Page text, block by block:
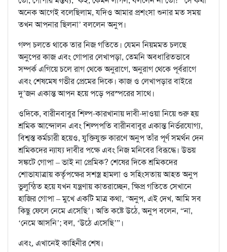
অনেক আগেই বলেছিলাম, যদিও আমার প্রশংসা শুনার মত সময়
তখন আপনার ছিলনা’ বললেন অনুপ।
গল্প চলতে থাকে তার নিজ গতিতে। যেমন নিয়মমত চলছে
অনুপের কাজ এবং গোপার লেখাপড়া, তেমনি অবধারিতভাবে
সম্পর্ক এগিয়ে চলে রাগ থেকে অনুরাগে, অনুরাগ থেকে পূর্বরাগে
এবং শেষমেষ গভীর প্রেমের দিকে। কাজ ও লেখাপড়ার বাইরে
দু’জন একান্ত আপন হয়ে পড়ে পরস্পরের সাথে।
ওদিকে, বারীনবাবুর শিল্প-কারখানায় দাবী-দাওয়া নিয়ে শুরু হয়
শ্রমিক আন্দোলন এবং শিল্পপতি বারীনবাবুর একান্ত নির্ভরযোগ্য,
বিশ্বস্ত কর্মচারী হয়েও, যুক্তিযুক্ত কারণে অনুপ তাঁর পূর্ণ সমর্থন দেন
শ্রমিকদের ন্যায্য দাবীর পক্ষে এবং নিজ মনিবের বিরূদ্ধে। উভয়
সঙ্কটে গোপা – ভাই না প্রেমিক? শেষের দিকে শ্রমিকদের
শোভাযাত্রায় কর্তৃপক্ষের সশস্ত্র হামলা ও সহিংসতায় আহত অনুপ
ভুলুন্ঠিত হয়ে যখন যন্ত্রণায় কাতরাচ্ছেন, ক্ষিপ্র গতিতে সেখানে
হাজির গোপা – মুখে একটি মাত্র কথা, ‘অনুপ, এই দেখ, আমি সব
কিছু ফেলে নেমে এসেছি’। অতি কষ্টে উঠে, অনুপ বলেন, “না,
‘নেমে আসনি’; বল, ‘উঠে এসেছি’”।
এবং, এখানেই কাহিনীর শেষ।